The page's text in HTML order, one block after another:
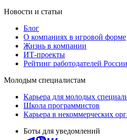
Новости и статьи
Блог
О компаниях в игровой форме
Жизнь в компании
ИТ-проекты
Рейтинг работодателей России
Молодым специалистам
Карьера для молодых
Школа программистов
Карьера в некоммерческих
Боты для уведомлений